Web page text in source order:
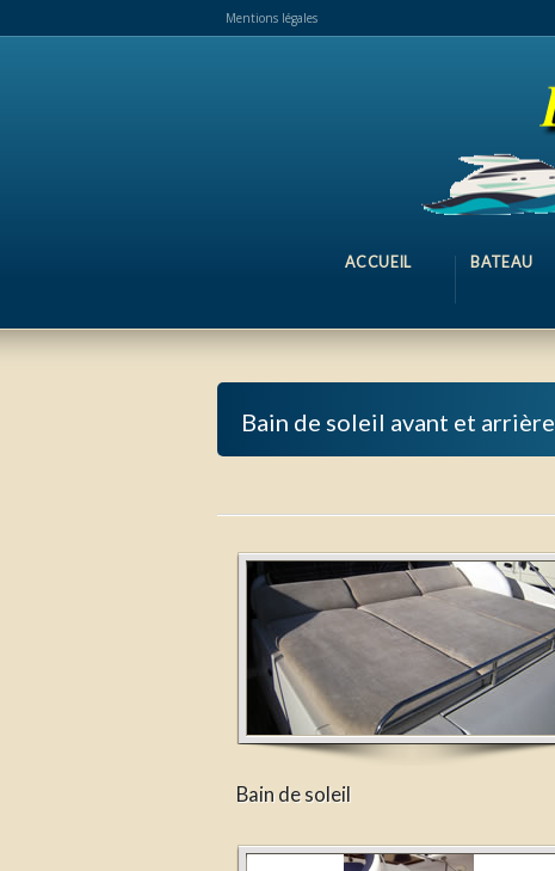
Mentions légales
ACCUEIL BATEAU
Bain de soleil avant et arrière
Bain de soleil